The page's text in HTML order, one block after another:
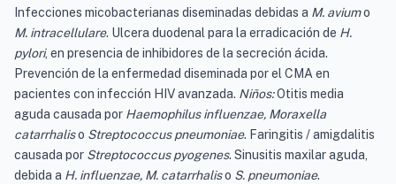
Infecciones micobacterianas diseminadas debidas a M. aviumo
M. intracellulare. Ulcera duodenal para la erradicación de H.
pylori, en presencia de inhibidores de la secreción ácida.
Prevención de la enfermedad diseminada por el CMA en
pacientes con infección HIV avanzada. Niños:Otitis media
aguda causada por Haemophilus influenzae, Moraxella
catarrhaliso Streptococcus pneumoniae. Faringitis / amigdalitis
causada por Streptococcus pyogenes. Sinusitis maxilar aguda,
debida a H. influenzae, M. catarrhaliso S. pneumoniae.